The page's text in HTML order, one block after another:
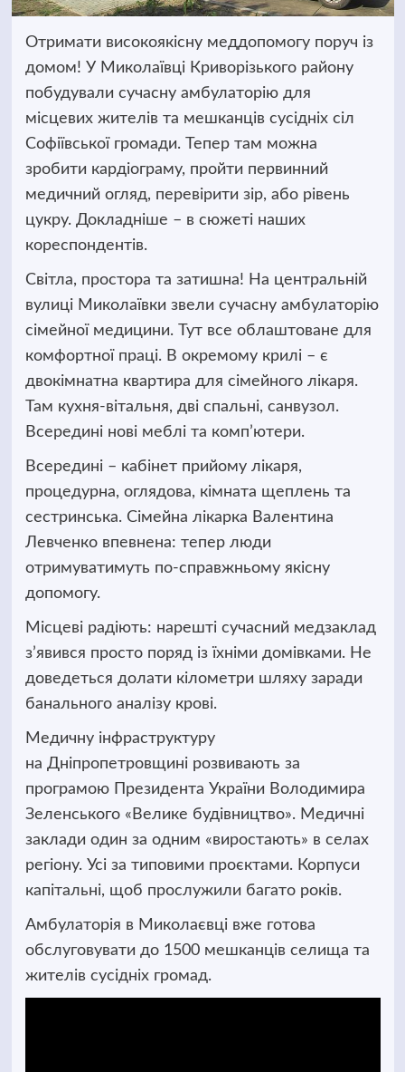
Отримати високоякісну меддопомогу поруч із
домом! У Миколаївці Криворізького району
побудували сучасну амбулаторію для
місцевих жителів та мешканців сусідніх сіл
Софіївської громади. Тепер там можна
зробити кардіограму, пройти первинний
медичний огляд, перевірити зір, або рівень
цукру. Докладніше – в сюжеті наших
кореспондентів.
Світла, простора та затишна! На центральній
вулиці Миколаївки звели сучасну амбулаторію
сімейної медицини. Тут все облаштоване для
комфортної праці. В окремому крилі – є
двокімнатна квартира для сімейного лікаря.
Там кухня-вітальня, дві спальні, санвузол.
Всередині нові меблі та комп’ютери.
Всередині – кабінет прийому лікаря,
процедурна, оглядова, кімната щеплень та
сестринська. Сімейна лікарка Валентина
Левченко впевнена: тепер люди
отримуватимуть по-справжньому якісну
допомогу.
Місцеві радіють: нарешті сучасний медзаклад
з’явився просто поряд із їхніми домівками. Не
доведеться долати кілометри шляху заради
банального аналізу крові.
Медичну інфраструктуру
на Дніпропетровщині розвивають за
програмою Президента України Володимира
Зеленського «Велике будівництво». Медичні
заклади один за одним «виростають» в селах
регіону. Усі за типовими проєктами. Корпуси
капітальні, щоб прослужили багато років.
Амбулаторія в Миколаєвці вже готова
обслуговувати до 1500 мешканців селища та
жителів сусідніх громад.